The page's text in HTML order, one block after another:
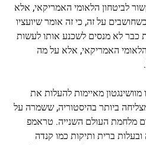
לביטחון הלאומי האמריקאי, אלא
על זה, כי זה אומר שיועציו
כבר לא מנסים לשכנע אותו לעשות
האמריקאי, אלא על מה
מאיימות להעלות את
ביותר בהיסטוריה, ששמרה על
מלחמת העולם השנייה. טראמפ
ברית ותיקות כמו קנדה